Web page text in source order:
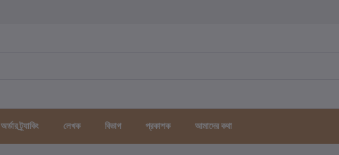
অর্ডার ট্র্যাকিং লেখক বিভাগ প্রকাশক আমাদের কথা